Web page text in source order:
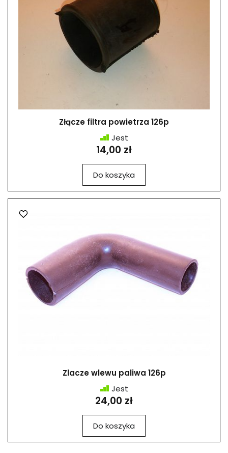
Złącze filtra powietrza 126p
Jest
14,00 zł
Do koszyka
Zlacze wlewu paliwa 126p
Jest
24,00 zł
Do koszyka